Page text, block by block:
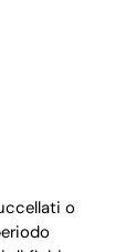
o